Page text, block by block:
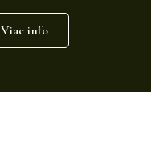
Viac info